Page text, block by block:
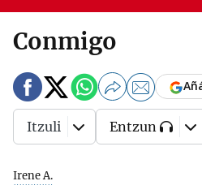
Conmigo
Irene A.
Itzuli Entzun